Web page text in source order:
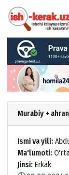
Murabiy +
Ismi va yili:
Ma'lumoti:
Jinsi: Erkak